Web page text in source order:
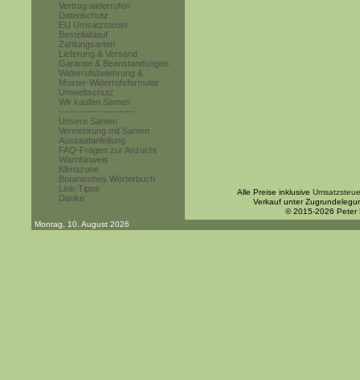
Vertrag widerrufen
Datenschutz
EU Umsatzsteuer
Bestellablauf
Zahlungsarten
Lieferung & Versand
Garantie & Beanstandungen
Widerrufsbelehrung &
Muster-Widerrufsformular
Umweltschutz
Wir kaufen Samen
------------------------
Unsere Samen
Vermehrung mit Samen
Aussaatanleitung
FAQ-Fragen zur Anzucht
Warnhinweis
Klimazone
Botanisches Wörterbuch
Link-Tipps
Danke
Alle Preise inklusive
Verkauf unter
© 2015-2026 Peter
Montag, 10. August 2026